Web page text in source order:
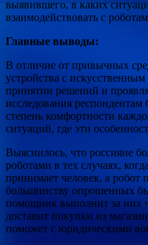
выявившего, в каких
взаимодействовать с
Главные выводы:
В отличие от привычных
устройства с
принятии решений и
исследования
степень комфортности
ситуаций, где эти
Выяснилось, что россияне
роботами в тех случаях,
принимает человек, а робот
большинству опрошенных
помощник выполнит за них
доставит покупки из
поможет с юридическими